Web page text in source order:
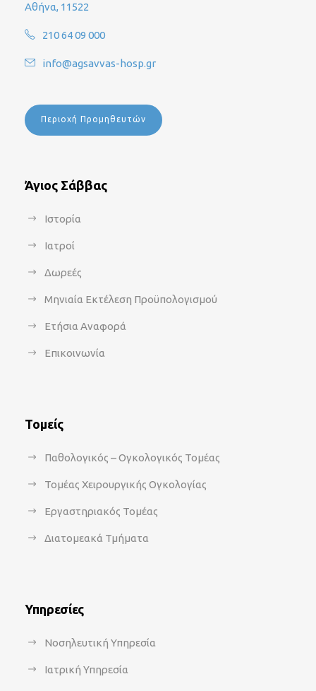
Αθήνα, 11522
210 64 09 000
info@agsavvas-hosp.gr
Περιοχή Προμηθευτών
Άγιος Σάββας
Ιστορία
Ιατροί
Δωρεές
Μηνιαία Εκτέλεση Προϋπολογισμού
Ετήσια Αναφορά
Επικοινωνία
Τομείς
Παθολογικός – Ογκολογικός Τομέας
Τομέας Χειρουργικής Ογκολογίας
Εργαστηριακός Τομέας
Διατομεακά Τμήματα
Υπηρεσίες
Νοσηλευτική Υπηρεσία
Ιατρική Υπηρεσία